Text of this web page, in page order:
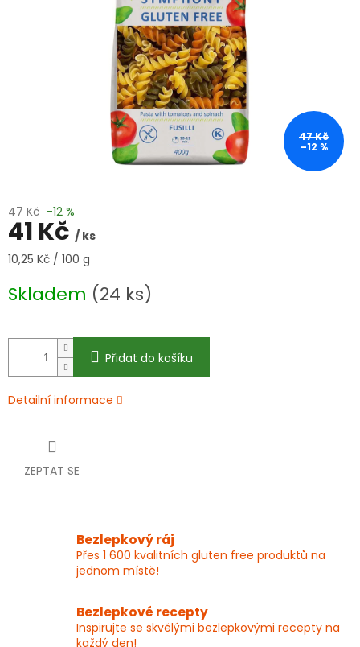
47 Kč
–12 %
47 Kč –12 %
41 Kč / ks
Měrná
10,25 Kč / 100 g
Skladem (24 ks)
Přidat do košíku
Detailní informace
ZEPTAT SE
Bezlepkový ráj
Přes 1 600 kvalitních gluten free produktů na
jednom místě!
Bezlepkové recepty
Inspirujte se skvělými bezlepkovými recepty na
každý den!